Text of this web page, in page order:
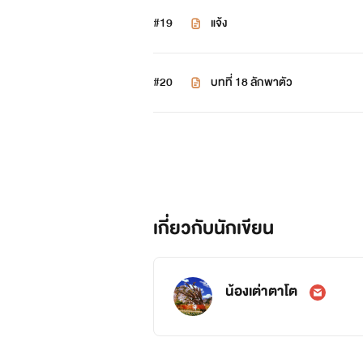
#19 แจ้ง
#20 บทที่ 18 ลักพาตัว
เกี่ยวกับนักเขียน
น้องเต่าตาโต